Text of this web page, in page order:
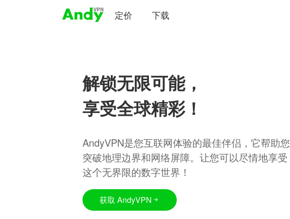
定价 下载
解锁无限可能，
享受全球精彩！
AndyVPN是您互联网体验的最佳伴侣，它帮助您
突破地理边界和网络屏障。让您可以尽情地享受
这个无界限的数字世界！
获取 AndyVPN